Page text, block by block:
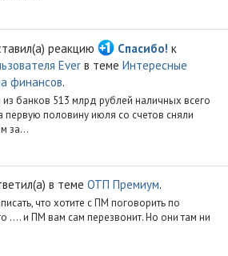
реакцию Спасибо! к
Ever в теме Интересные
финансов.
банков 513 млрд рублей наличных всего
первую половину июля со счетов сняли
за...
в теме ОТП Премиум.
что хотите с ПМ поговорить по
.... и ПМ вам сам перезвонит. Но они там ни